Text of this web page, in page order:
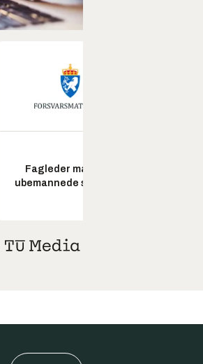
Fagleder maritime
ubemannede systemer